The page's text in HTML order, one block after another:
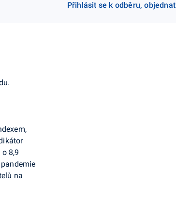
Přihlásit se k odběru, objednat
8,9
na